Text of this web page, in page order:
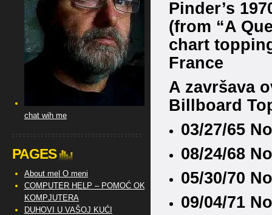
Pinder’s
(from “A
chart
France
A završava
Billboard
03/27/65
08/24/68
05/30/70
09/04/71
chat wih me
PAGES
About me| O meni
COMPUTER HELP – POMOĆ OKO
KOMPJUTERA
DUHOVI U VAŠOJ KUĆI